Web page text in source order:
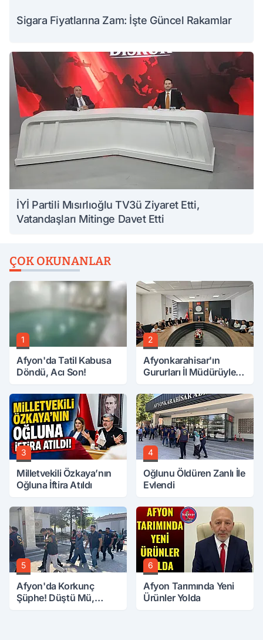
Sigara Fiyatlarına Zam: İşte Güncel Rakamlar
İYİ Partili Mısırlıoğlu TV3ü Ziyaret Etti,
Vatandaşları Mitinge Davet Etti
ÇOK OKUNANLAR
1
Afyon'da Tatil Kabusa
Döndü, Acı Son!
2
Afyonkarahisar'ın
Gururları İl Müdürüyle
3
Milletvekili Özkaya’nın
Oğluna İftira Atıldı
4
Oğlunu Öldüren Zanlı İle
Evlendi
5
Afyon'da Korkunç
Şüphe! Düştü Mü,
6
Afyon Tarımında Yeni
Ürünler Yolda